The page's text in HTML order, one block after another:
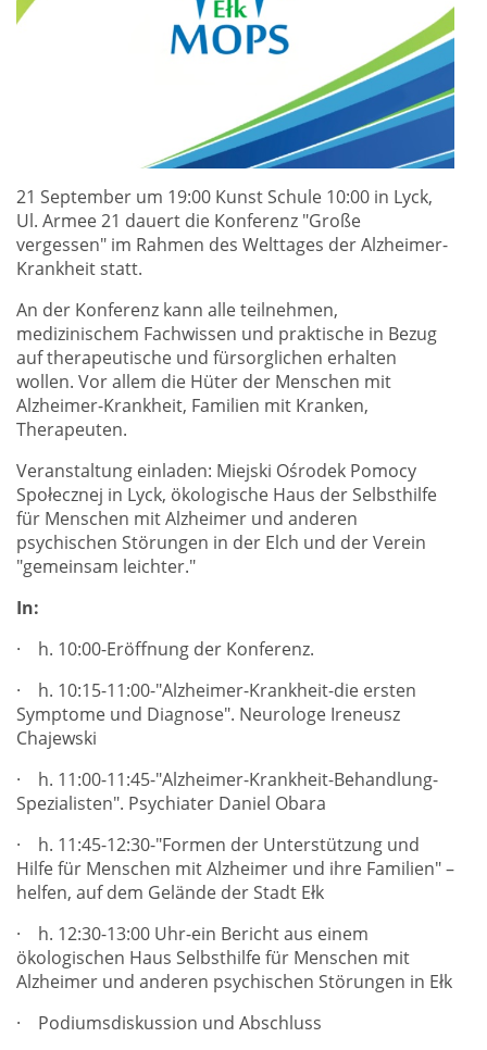
21 September um 19:00 Kunst Schule 10:00 in Lyck,
Ul. Armee 21 dauert die Konferenz "Große
vergessen" im Rahmen des Welttages der Alzheimer-
Krankheit statt.
An der Konferenz kann alle teilnehmen,
medizinischem Fachwissen und praktische in Bezug
auf therapeutische und fürsorglichen erhalten
wollen. Vor allem die Hüter der Menschen mit
Alzheimer-Krankheit, Familien mit Kranken,
Therapeuten.
Veranstaltung einladen: Miejski Ośrodek Pomocy
Społecznej in Lyck, ökologische Haus der Selbsthilfe
für Menschen mit Alzheimer und anderen
psychischen Störungen in der Elch und der Verein
"gemeinsam leichter."
In:
· h. 10:00-Eröffnung der Konferenz.
· h. 10:15-11:00-"Alzheimer-Krankheit-die ersten
Symptome und Diagnose". Neurologe Ireneusz
Chajewski
· h. 11:00-11:45-"Alzheimer-Krankheit-Behandlung-
Spezialisten". Psychiater Daniel Obara
· h. 11:45-12:30-"Formen der Unterstützung und
Hilfe für Menschen mit Alzheimer und ihre Familien" –
helfen, auf dem Gelände der Stadt Ełk
· h. 12:30-13:00 Uhr-ein Bericht aus einem
ökologischen Haus Selbsthilfe für Menschen mit
Alzheimer und anderen psychischen Störungen in Ełk
· Podiumsdiskussion und Abschluss